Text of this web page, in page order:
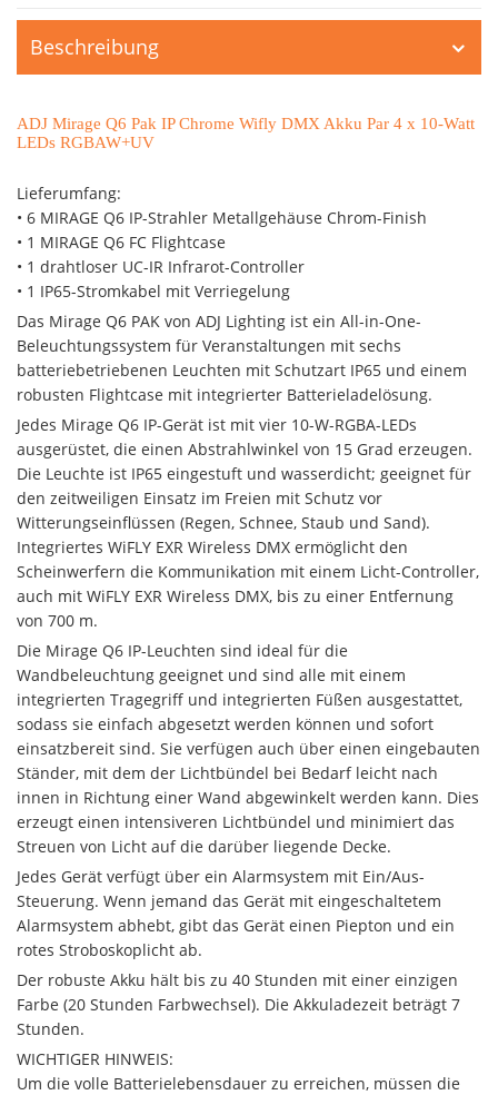
Beschreibung
ADJ Mirage Q6 Pak IP Chrome Wifly DMX Akku Par 4 x 10-Watt
LEDs RGBAW+UV
Lieferumfang:
• 6 MIRAGE Q6 IP-Strahler Metallgehäuse Chrom-Finish
• 1 MIRAGE Q6 FC Flightcase
• 1 drahtloser UC-IR Infrarot-Controller
• 1 IP65-Stromkabel mit Verriegelung
Das Mirage Q6 PAK von ADJ Lighting ist ein All-in-One-
Beleuchtungssystem für Veranstaltungen mit sechs
batteriebetriebenen Leuchten mit Schutzart IP65 und einem
robusten Flightcase mit integrierter Batterieladelösung.
Jedes Mirage Q6 IP-Gerät ist mit vier 10-W-RGBA-LEDs
ausgerüstet, die einen Abstrahlwinkel von 15 Grad erzeugen.
Die Leuchte ist IP65 eingestuft und wasserdicht; geeignet für
den zeitweiligen Einsatz im Freien mit Schutz vor
Witterungseinflüssen (Regen, Schnee, Staub und Sand).
Integriertes WiFLY EXR Wireless DMX ermöglicht den
Scheinwerfern die Kommunikation mit einem Licht-Controller,
auch mit WiFLY EXR Wireless DMX, bis zu einer Entfernung
von 700 m.
Die Mirage Q6 IP-Leuchten sind ideal für die
Wandbeleuchtung geeignet und sind alle mit einem
integrierten Tragegriff und integrierten Füßen ausgestattet,
sodass sie einfach abgesetzt werden können und sofort
einsatzbereit sind. Sie verfügen auch über einen eingebauten
Ständer, mit dem der Lichtbündel bei Bedarf leicht nach
innen in Richtung einer Wand abgewinkelt werden kann. Dies
erzeugt einen intensiveren Lichtbündel und minimiert das
Streuen von Licht auf die darüber liegende Decke.
Jedes Gerät verfügt über ein Alarmsystem mit Ein/Aus-
Steuerung. Wenn jemand das Gerät mit eingeschaltetem
Alarmsystem abhebt, gibt das Gerät einen Piepton und ein
rotes Stroboskoplicht ab.
Der robuste Akku hält bis zu 40 Stunden mit einer einzigen
Farbe (20 Stunden Farbwechsel). Die Akkuladezeit beträgt 7
Stunden.
WICHTIGER HINWEIS:
Um die volle Batterielebensdauer zu erreichen, müssen die